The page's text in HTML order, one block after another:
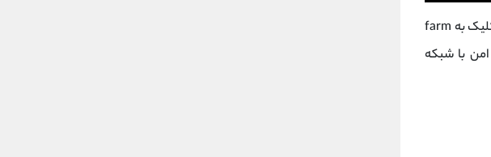
کاربران می توانند workers مبتنی بر ویندوز و macOS خود را راه اندازی کنند و آنها را تنها با چند کلیک به farm
با شبکه